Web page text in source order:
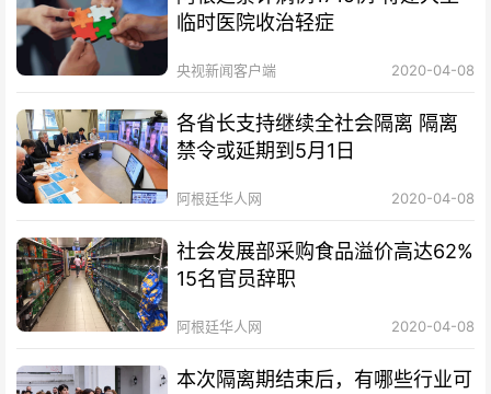
临时医院收治轻症
央视新闻客户端 2020-04-08
各省长支持继续全社会隔离 隔离
禁令或延期到5月1日
阿根廷华人网 2020-04-08
社会发展部采购食品溢价高达62%
15名官员辞职
阿根廷华人网 2020-04-08
本次隔离期结束后，有哪些行业可